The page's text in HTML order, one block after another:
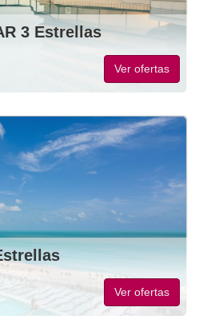
3 Estrellas
Ver ofertas
Ver ofertas